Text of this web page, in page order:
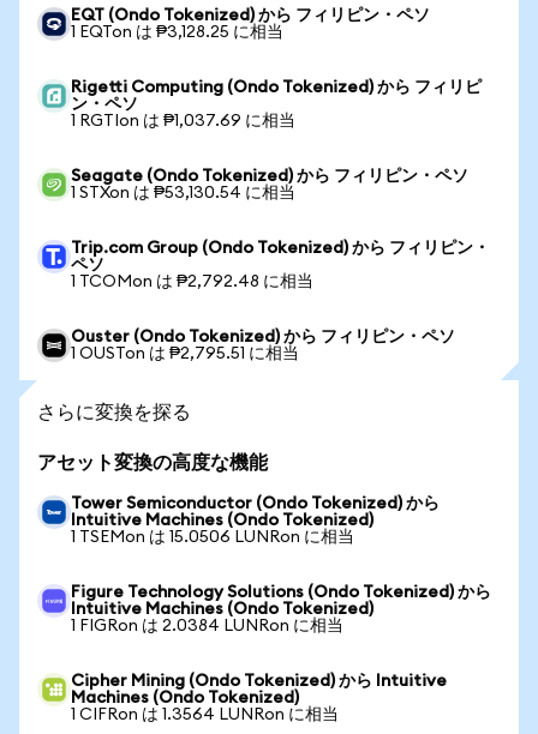
EQT (Ondo Tokenized) から フィリピン・ペソ
1 EQTon は ₱3,128.25 に相当
Rigetti Computing (Ondo Tokenized) から フィリピ
ン・ペソ
1 RGTIon は ₱1,037.69 に相当
Seagate (Ondo Tokenized) から フィリピン・ペソ
1 STXon は ₱53,130.54 に相当
Trip.com Group (Ondo Tokenized) から フィリピン・
ペソ
1 TCOMon は ₱2,792.48 に相当
Ouster (Ondo Tokenized) から フィリピン・ペソ
1 OUSTon は ₱2,795.51 に相当
さらに変換を探る
アセット変換の高度な機能
Tower Semiconductor (Ondo Tokenized) から
Intuitive Machines (Ondo Tokenized)
1 TSEMon は 15.0506 LUNRon に相当
Figure Technology Solutions (Ondo Tokenized) から
Intuitive Machines (Ondo Tokenized)
1 FIGRon は 2.0384 LUNRon に相当
Cipher Mining (Ondo Tokenized) から Intuitive
Machines (Ondo Tokenized)
1 CIFRon は 1.3564 LUNRon に相当